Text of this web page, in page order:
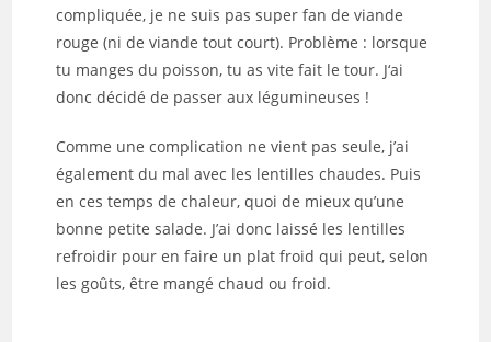
compliquée, je ne suis pas super fan de viande
rouge (ni de viande tout court). Problème : lorsque
tu manges du poisson, tu as vite fait le tour. J‘ai
donc décidé de passer aux légumineuses !
Comme une complication ne vient pas seule, j’ai
également du mal avec les lentilles chaudes. Puis
en ces temps de chaleur, quoi de mieux qu’une
bonne petite salade. J’ai donc laissé les lentilles
refroidir pour en faire un plat froid qui peut, selon
les goûts, être mangé chaud ou froid.